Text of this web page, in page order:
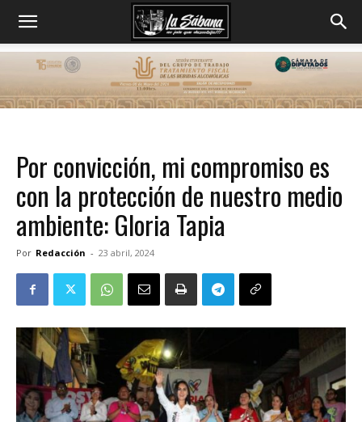
Por convicción, mi compromiso es
con la protección de nuestro medio
ambiente: Gloria Tapia
Por Redacción - 23 abril, 2024